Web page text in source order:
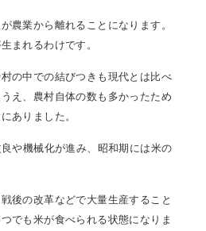
農業から離れることになります。
まれるわけです。
の中での結びつきも現代とは比べ
え、農村自体の数も多かったため
ありました。
や機械化が進み、昭和期には米の
後の改革などで大量生産すること
でも米が食べられる状態になりま